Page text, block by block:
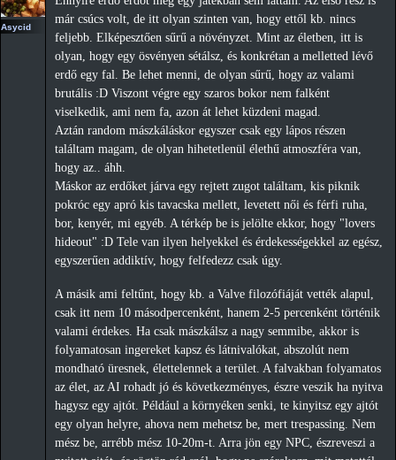
Asycid
már csúcs volt, de itt olyan szinten van, hogy ettől kb. nincs
feljebb. Elképesztően sűrű a növényzet. Mint az életben, itt is
olyan, hogy egy ösvényen sétálsz, és konkrétan a melletted lévő
erdő egy fal. Be lehet menni, de olyan sűrű, hogy az valami
brutális :D Viszont végre egy szaros bokor nem falként
viselkedik, ami nem fa, azon át lehet küzdeni magad.
Aztán random mászkáláskor egyszer csak egy lápos részen
találtam magam, de olyan hihetetlenül élethű atmoszféra van,
hogy az.. áhh.
Máskor az erdőket járva egy rejtett zugot találtam, kis piknik
pokróc egy apró kis tavacska mellett, levetett női és férfi ruha,
bor, kenyér, mi egyéb. A térkép be is jelölte ekkor, hogy "lovers
hideout" :D Tele van ilyen helyekkel és érdekességekkel az egész,
egyszerűen addiktív, hogy felfedezz csak úgy.
A másik ami feltűnt, hogy kb. a Valve filozófiáját vették alapul,
csak itt nem 10 másodpercenként, hanem 2-5 percenként történik
valami érdekes. Ha csak mászkálsz a nagy semmibe, akkor is
folyamatosan ingereket kapsz és látnivalókat, abszolút nem
mondható üresnek, élettelennek a terület. A falvakban folyamatos
az élet, az AI rohadt jó és következményes, észre veszik ha nyitva
hagysz egy ajtót. Például a környéken senki, te kinyitsz egy ajtót
egy olyan helyre, ahova nem mehetsz be, mert trespassing. Nem
mész be, arrébb mész 10-20m-t. Arra jön egy NPC, észreveszi a